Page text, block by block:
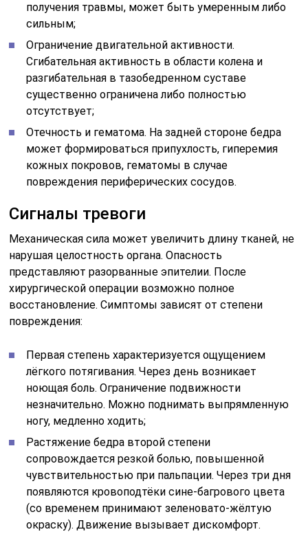
получения травмы, может быть умеренным либо
сильным;
Ограничение двигательной активности.
Сгибательная активность в области колена и
разгибательная в тазобедренном суставе
существенно ограничена либо полностью
отсутствует;
Отечность и гематома. На задней стороне бедра
может формироваться припухлость, гиперемия
кожных покровов, гематомы в случае
повреждения периферических сосудов.
Сигналы тревоги
Механическая сила может увеличить длину тканей, не
нарушая целостность органа. Опасность
представляют разорванные эпителии. После
хирургической операции возможно полное
восстановление. Симптомы зависят от степени
повреждения:
Первая степень характеризуется ощущением
лёгкого потягивания. Через день возникает
ноющая боль. Ограничение подвижности
незначительно. Можно поднимать выпрямленную
ногу, медленно ходить;
Растяжение бедра второй степени
сопровождается резкой болью, повышенной
чувствительностью при пальпации. Через три дня
появляются кровоподтёки сине-багрового цвета
(со временем принимают зеленовато-жёлтую
окраску). Движение вызывает дискомфорт.